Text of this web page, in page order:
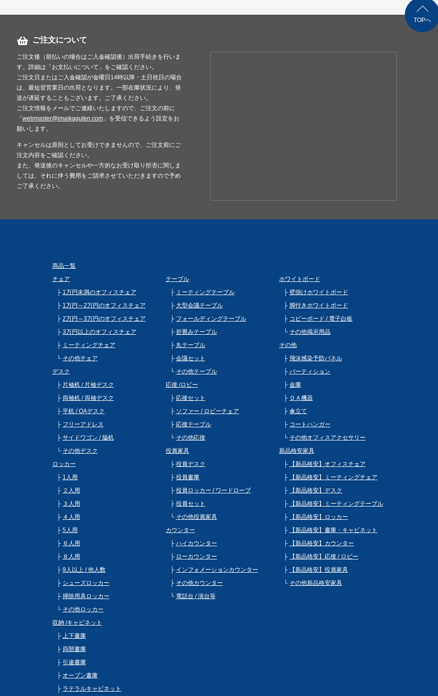
ご注文について
ご注文後（前払いの場合はご入金確認後）出荷手続きを行いま
す。詳細は「お支払いについて」をご確認ください。
ご注文日またはご入金確認が金曜日14時以降・土日祝日の場合
は、最短翌営業日の出荷となります。一部在庫状況により、発
送が遅延することもございます。ご了承ください。
ご注文情報をメールでご連絡いたしますので、ご注文の前に
「 webmaster@imaikaguten.com 」を受信できるよう設定をお
願いします。
キャンセルは原則としてお受けできませんので、ご注文前にご
注文内容をご確認ください。
また、発送後のキャンセルや一方的なお受け取り拒否に関しま
しては、それに伴う費用をご請求させていただきますので予め
ご了承ください。
商品一覧
チェア
1万円未満のオフィスチェア
1万円～2万円のオフィスチェア
2万円～3万円のオフィスチェア
3万円以上のオフィスチェア
ミーティングチェア
その他チェア
デスク
片袖机 / 片袖デスク
両袖机 / 両袖デスク
平机 / OAデスク
フリーアドレス
サイドワゴン / 脇机
その他デスク
ロッカー
1人用
２人用
３人用
４人用
5人用
６人用
８人用
9人以上 / 他人数
シューズロッカー
掃除用具ロッカー
その他ロッカー
収納 /キャビネット
上下書庫
両開書庫
引違書庫
オープン書庫
ラテラルキャビネット
テーブル
ミーティングテーブル
大型会議テーブル
フォールディングテーブル
折畳みテーブル
丸テーブル
会議セット
その他テーブル
応接 /ロビー
応接セット
ソファー / ロビーチェア
応接テーブル
その他応接
役員家具
役員デスク
役員書庫
役員ロッカー / ワードローブ
役員セット
その他役員家具
カウンター
ハイカウンター
ローカウンター
インフォメーションカウンター
その他カウンター
電話台 / 演台等
ホワイトボード
壁掛けホワイトボード
脚付きホワイトボード
コピーボード / 電子白板
その他掲示用品
その他
飛沫感染予防パネル
パーティション
金庫
ＯＡ機器
傘立て
コートハンガー
その他オフィスアクセサリー
新品格安家具
【新品格安】オフィスチェア
【新品格安】ミーティングチェア
【新品格安】デスク
【新品格安】ミーティングテーブル
【新品格安】ロッカー
【新品格安】書庫・キャビネット
【新品格安】カウンター
【新品格安】応接 / ロビー
【新品格安】役員家具
その他新品格安家具
TOPへ